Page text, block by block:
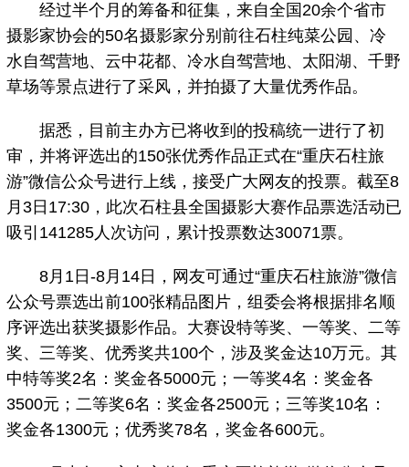
经过半个月的筹备和征集，来自全国20余个省市
摄影家协会的50名摄影家分别前往石柱纯菜公园、冷
水自驾营地、云中花都、冷水自驾营地、太阳湖、千野
草场等景点进行了采风，并拍摄了大量优秀作品。
据悉，目前主办方已将收到的投稿统一进行了初
审，并将评选出的150张优秀作品正式在“重庆石柱旅
游”微信公众号进行上线，接受广大网友的投票。截至8
月3日17:30，此次石柱县全国摄影大赛作品票选活动已
吸引141285人次访问，累计投票数达30071票。
8月1日-8月14日，网友可通过“重庆石柱旅游”微信
公众号票选出前100张精品图片，组委会将根据排名顺
序评选出获奖摄影作品。大赛设特等奖、一等奖、二等
奖、三等奖、优秀奖共100个，涉及奖金达10万元。其
中特等奖2名：奖金各5000元；一等奖4名：奖金各
3500元；二等奖6名：奖金各2500元；三等奖10名：
奖金各1300元；优秀奖78名，奖金各600元。